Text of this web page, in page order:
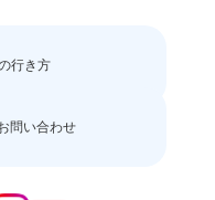
行き方
問い合わせ